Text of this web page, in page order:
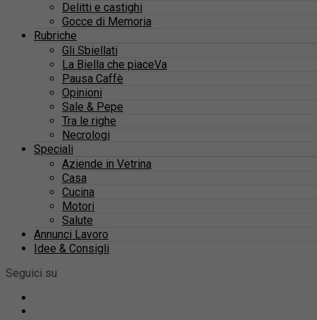
Delitti e castighi
Gocce di Memoria
Rubriche
Gli Sbiellati
La Biella che piaceVa
Pausa Caffè
Opinioni
Sale & Pepe
Tra le righe
Necrologi
Speciali
Aziende in Vetrina
Casa
Cucina
Motori
Salute
Annunci Lavoro
Idee & Consigli
Seguici su